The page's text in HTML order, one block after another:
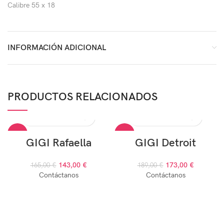
Calibre 55 x 18
INFORMACIÓN ADICIONAL
PRODUCTOS RELACIONADOS
GIGI Rafaella
165,00€ 143,00 €
Contáctanos
GIGI Detroit
189,00€ 173,00 €
Contáctanos